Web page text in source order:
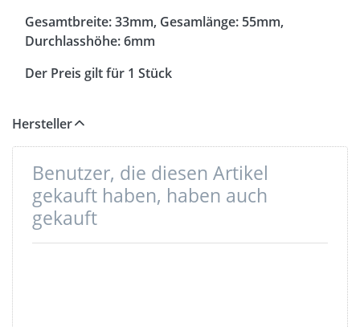
Gesamtbreite: 33mm, Gesamlänge: 55mm,
Durchlasshöhe: 6mm
Der Preis gilt für 1 Stück
Hersteller
Benutzer, die diesen Artikel
gekauft haben, haben auch
gekauft